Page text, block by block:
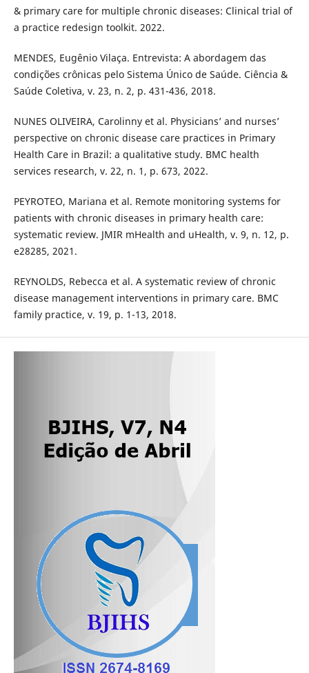
& primary care for multiple chronic diseases: Clinical trial of
a practice redesign toolkit. 2022.
MENDES, Eugênio Vilaça. Entrevista: A abordagem das
condições crônicas pelo Sistema Único de Saúde. Ciência &
Saúde Coletiva, v. 23, n. 2, p. 431-436, 2018.
NUNES OLIVEIRA, Carolinny et al. Physicians’ and nurses’
perspective on chronic disease care practices in Primary
Health Care in Brazil: a qualitative study. BMC health
services research, v. 22, n. 1, p. 673, 2022.
PEYROTEO, Mariana et al. Remote monitoring systems for
patients with chronic diseases in primary health care:
systematic review. JMIR mHealth and uHealth, v. 9, n. 12, p.
e28285, 2021.
REYNOLDS, Rebecca et al. A systematic review of chronic
disease management interventions in primary care. BMC
family practice, v. 19, p. 1-13, 2018.